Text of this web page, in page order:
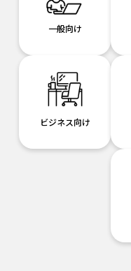
一般向け
ビジネス向け